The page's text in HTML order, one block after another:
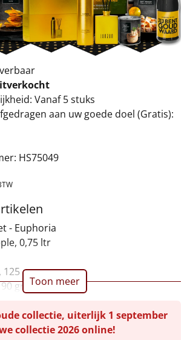
2026
Vanaf 5 stuks
aan uw goede doel (Gratis):
HS75049
- Euphoria
0,75 ltr
125 gr
gr
200 gr
Toon meer
collectie, uiterlijk 1 september
collectie 2026 online!